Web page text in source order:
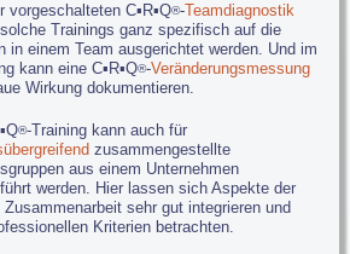
vorgeschalteten C▪R▪Q®-Teamdiagnostik
Trainings ganz spezifisch auf die
in einem Team ausgerichtet werden. Und im
kann eine C▪R▪Q®-Veränderungsmessung
Wirkung dokumentieren.
®-Training kann auch für
zusammengestellte
aus einem Unternehmen
werden. Hier lassen sich Aspekte der
Zusammenarbeit sehr gut integrieren und
Kriterien betrachten.